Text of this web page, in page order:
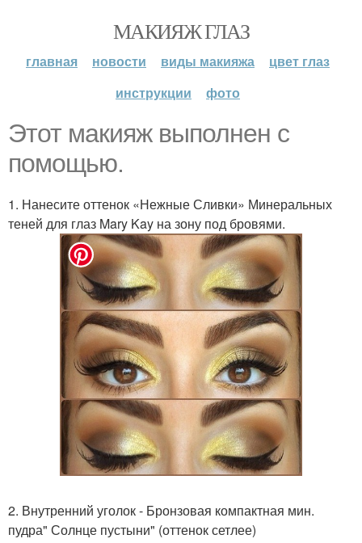
МАКИЯЖ ГЛАЗ
главная новости виды макияжа
цвет глаз
инструкции
фото
Этот макияж выполнен с
помощью.
1. Нанесите оттенок «Нежные Сливки» Минеральных
теней для глаз Mary Kay на зону под бровями.
2. Внутренний уголок - Бронзовая компактная мин.
пудра" Солнце пустыни" (оттенок сетлее)